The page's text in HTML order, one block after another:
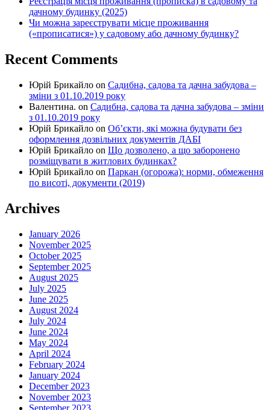
дачному будинку (2025)
Чи можна зареєструвати місце проживання
(«прописатися») у садовому або дачному будинку?
Recent Comments
Юрій Брикайло on Садибна, садова та дачна забудова –
зміни з 01.10.2019 року
Валентина. on Садибна, садова та дачна забудова – зміни
з 01.10.2019 року
Юрій Брикайло on Об’єкти, які можна будувати без
оформлення дозвільних документів ДАБІ
Юрій Брикайло on Що дозволено, а що заборонено
розміщувати в житлових будинках?
Юрій Брикайло on Паркан (огорожа): норми, обмеження
по висоті, документи (2019)
Archives
January 2026
November 2025
October 2025
September 2025
August 2025
July 2025
June 2025
August 2024
July 2024
June 2024
May 2024
April 2024
February 2024
January 2024
December 2023
November 2023
September 2023